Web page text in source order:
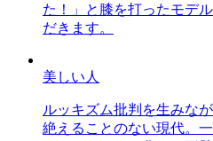
た！」と膝を打ったモデ
だきます。
美しい人
ルッキズム批判を生みな
絶えることのない現代。